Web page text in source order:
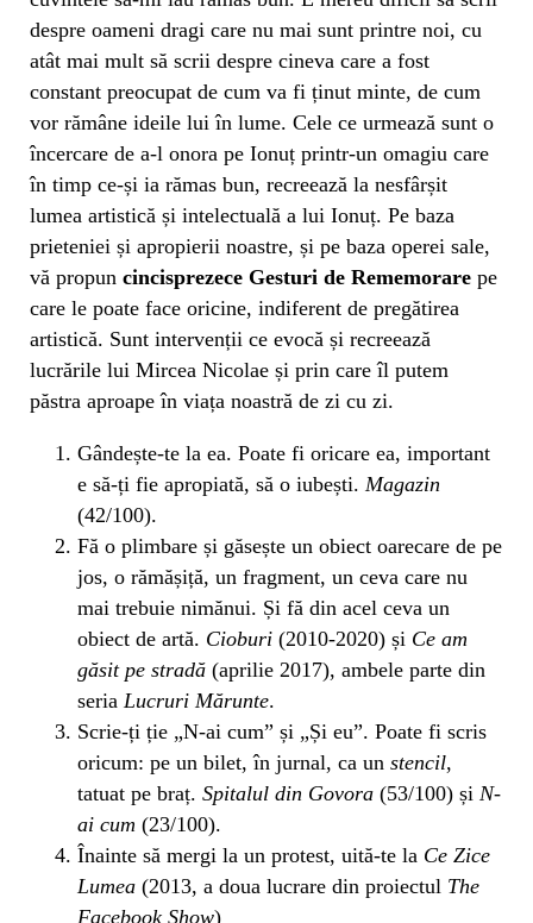
despre oameni dragi care nu mai sunt printre noi, cu
atât mai mult să scrii despre cineva care a fost
constant preocupat de cum va fi ținut minte, de cum
vor rămâne ideile lui în lume. Cele ce urmează sunt o
încercare de a-l onora pe Ionuț printr-un omagiu care
în timp ce-și ia rămas bun, recreează la nesfârșit
lumea artistică și intelectuală a lui Ionuț. Pe baza
prieteniei și apropierii noastre, și pe baza operei sale,
vă propun cincisprezece Gesturi de Rememorare pe
care le poate face oricine, indiferent de pregătirea
artistică. Sunt intervenții ce evocă și recreează
lucrările lui Mircea Nicolae și prin care îl putem
păstra aproape în viața noastră de zi cu zi.
Gândește-te la ea. Poate fi oricare ea, important
e să-ți fie apropiată, să o iubești. Magazin
(42/100).
Fă o plimbare și găsește un obiect oarecare de pe
jos, o rămășiță, un fragment, un ceva care nu
mai trebuie nimănui. Și fă din acel ceva un
obiect de artă. Cioburi (2010-2020) și Ce am
găsit pe stradă (aprilie 2017), ambele parte din
seria Lucruri Mărunte.
Scrie-ți ție „N-ai cum” și „Și eu”. Poate fi scris
oricum: pe un bilet, în jurnal, ca un stencil,
tatuat pe braț. Spitalul din Govora (53/100) și N-
ai cum (23/100).
Înainte să mergi la un protest, uită-te la Ce Zice
Lumea (2013, a doua lucrare din proiectul The
Facebook Show)